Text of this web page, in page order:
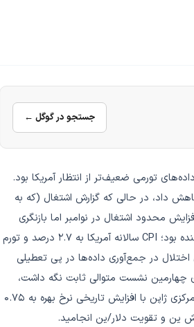
جستجو در گوگل ←
تورمی ضعیف‌تر از انتظار آمریکا بود.
نرخ بهره خود در سال، این نرخ را ۲۵ واحد پایه کاهش داد، در حالی که گزارش اشتغال (که به
محدود اشتغال در نوامبر اما بازنگری
منفی شدید آمار اکتبر و صعود نرخ بیکاری به ۴.۶ درصد. داده‌های تورمی نیز غافلگیرکننده بود؛ CPI سالانه آمریکا به ۲.۷ درصد و تورم
به دلیل اختلال در جمع‌آوری داده‌ها در پی تعطیلی
چهارمین نشست متوالی ثابت نگه داشت،
بانک انگلستان با رأی بسیار نزدیک (۵ به ۴) نرخ را به ۳.۷ درصد کاهش داد، و بانک مرکزی ژاپن با افزایش تاریخی نرخ بهره به ۰.۷۵
ین و تقویت دلار/ین انجامید.